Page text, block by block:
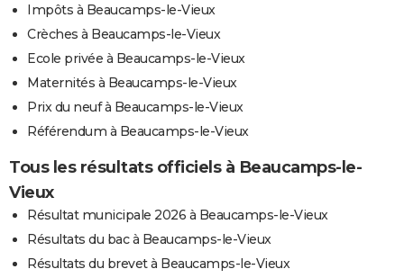
Impôts à Beaucamps-le-Vieux
Crèches à Beaucamps-le-Vieux
Ecole privée à Beaucamps-le-Vieux
Maternités à Beaucamps-le-Vieux
Prix du neuf à Beaucamps-le-Vieux
Référendum à Beaucamps-le-Vieux
Tous les résultats officiels à Beaucamps-le-
Vieux
Résultat municipale 2026 à Beaucamps-le-Vieux
Résultats du bac à Beaucamps-le-Vieux
Résultats du brevet à Beaucamps-le-Vieux